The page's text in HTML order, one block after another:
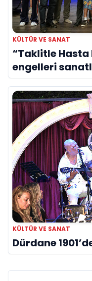
KÜLTÜR VE SANAT
“Taklitle Hasta
engelleri
KÜLTÜR VE SANAT
Dürdane